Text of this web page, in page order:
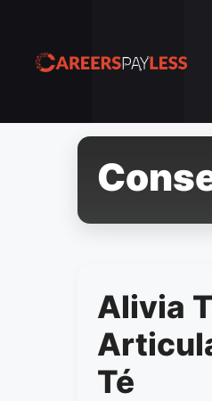
conteúdo
Alivia
Té